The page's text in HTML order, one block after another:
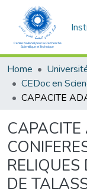
Home
DE